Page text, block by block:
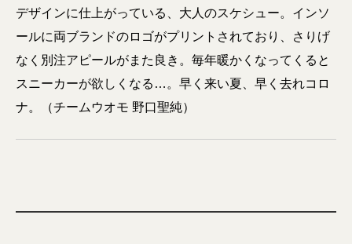
デザインに仕上がっている、大人のスケシュー。インソ
ールに両ブランドのロゴがプリントされており、さりげ
なく別注アピールがまた良き。毎年暖かくなってくると
スニーカーが欲しくなる…。早く来い夏、早く去れコロ
ナ。（チームウオモ 野口聖純）